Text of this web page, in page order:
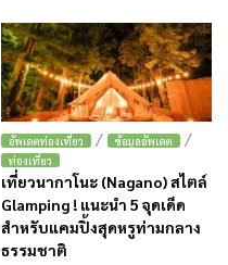
อัพเดตท่องเที่ยว / ข้อมูลอัพเดต /
ท่องเที่ยว
เที่ยวนากาโนะ (Nagano) สไตล์
Glamping ! แนะนำ 5 จุดเด็ด
สำหรับแคมปิ้งสุดหรูท่ามกลาง
ธรรมชาติ